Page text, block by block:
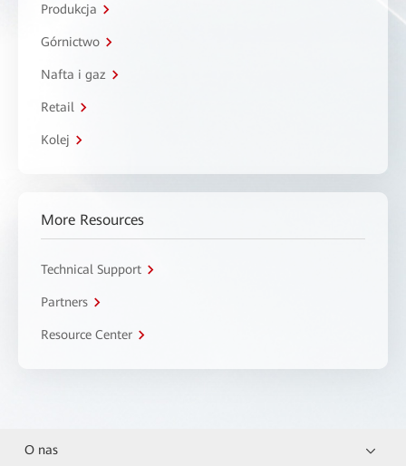
Produkcja
Górnictwo
Nafta i gaz
Retail
Kolej
More Resources
Technical Support
Partners
Resource Center
O nas